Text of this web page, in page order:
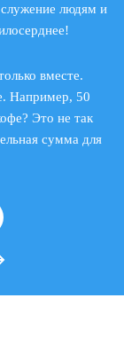
людям и
вместе.
Например, 50
Это не так
сумма для